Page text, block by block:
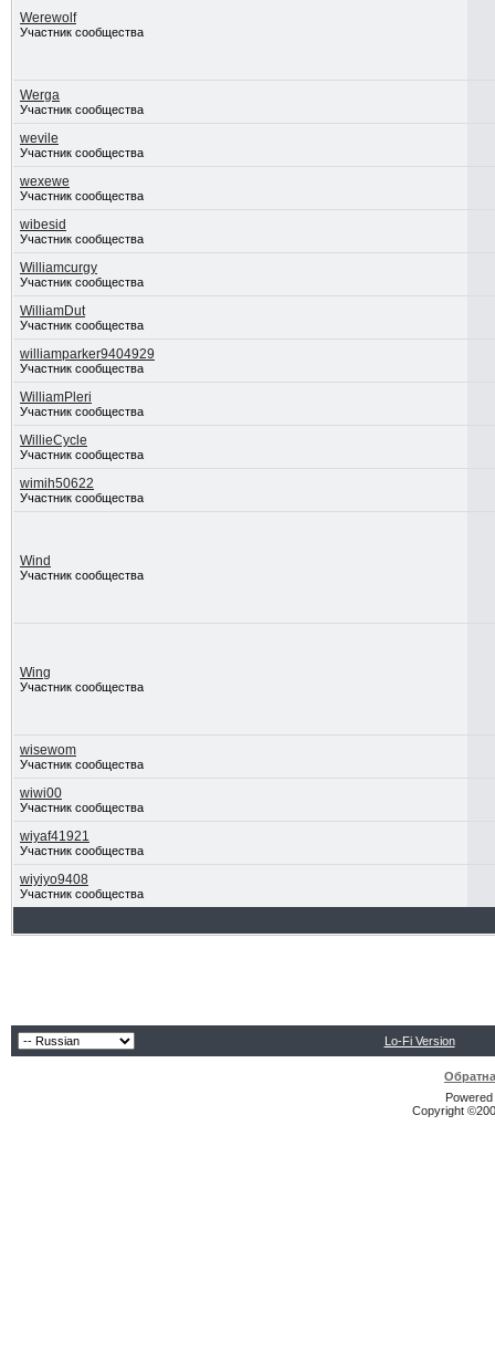
Werewolf
Участник сообщества
Werga
Участник сообщества
wevile
Участник сообщества
wexewe
Участник сообщества
wibesid
Участник сообщества
Williamcurgy
Участник сообщества
WilliamDut
Участник сообщества
williamparker9404929
Участник сообщества
WilliamPleri
Участник сообщества
WillieCycle
Участник сообщества
wimih50622
Участник сообщества
Wind
Участник сообщества
Wing
Участник сообщества
wisewom
Участник сообщества
wiwi00
Участник сообщества
wiyaf41921
Участник сообщества
wiyiyo9408
Участник сообщества
Lo-Fi Version
Copyright